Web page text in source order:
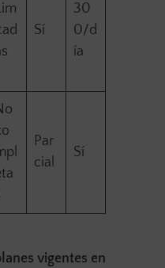
Sí
30
0/d
ía
Par
cial
Sí
vigentes en